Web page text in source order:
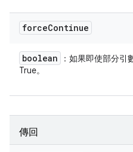
forceContinue
boolean
：如果即使部分引
True。
傳回